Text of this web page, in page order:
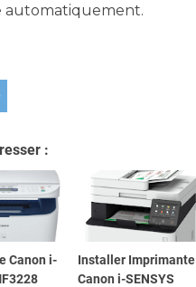
automatiquement.
:
Canon i-
Installer Imprimante
Canon i-SENSYS